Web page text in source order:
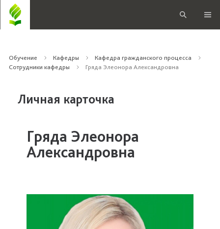
Обучение Кафедры
Кафедра гражданского процесса
Сотрудники кафедры
Гряда Элеонора Александровна
Личная карточка
Гряда Элеонора
Александровна